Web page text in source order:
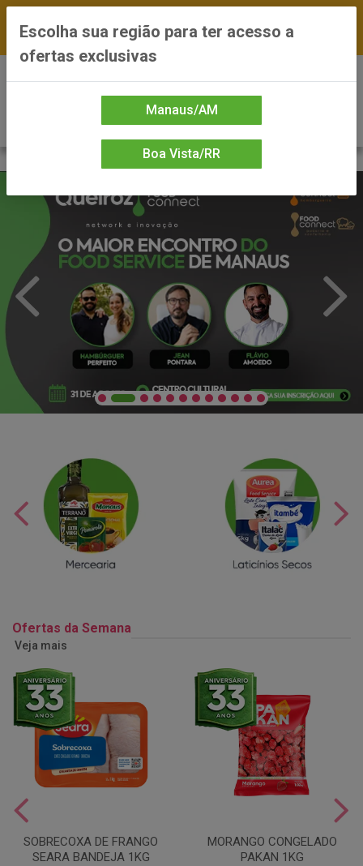
*Preços exclusivos do site — Entrega em até 24h
Ofertas da Semana
Veja mais
SOBRECOXA DE FRANGO
SEARA BANDEJA 1KG
MORANGO CONGELADO
PAKAN 1KG
Escolha sua região para ter acesso a
ofertas exclusivas
Manaus/AM
Boa Vista/RR